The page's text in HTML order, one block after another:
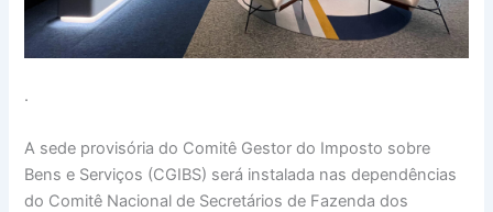
.
A sede provisória do Comitê Gestor do Imposto sobre
Bens e Serviços (CGIBS) será instalada nas dependências
do Comitê Nacional de Secretários de Fazenda dos